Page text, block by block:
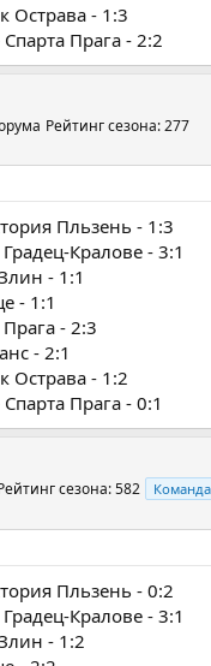
Острава - 1:3
Прага - 2:2
Рейтинг сезона: 277
Пльзень - 1:3
Кралове - 3:1
- 1:1
- 1:1
- 2:3
- 2:1
Острава - 1:2
Прага - 0:1
сезона: 582
Пльзень - 0:2
Кралове - 3:1
- 1:2